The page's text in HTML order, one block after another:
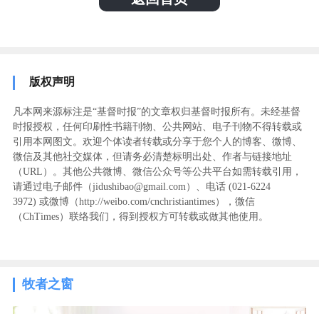
版权声明
凡本网来源标注是“基督时报”的文章权归基督时报所有。未经基督
时报授权，任何印刷性书籍刊物、公共网站、电子刊物不得转载或
引用本网图文。欢迎个体读者转载或分享于您个人的博客、微博、
微信及其他社交媒体，但请务必清楚标明出处、作者与链接地址
（URL）。其他公共微博、微信公众号等公共平台如需转载引用，
请通过电子邮件（jidushibao@gmail.com）、电话 (021-6224
3972) ‬或微博（http://weibo.com/cnchristiantimes），微信
（ChTimes）联络我们，得到授权方可转载或做其他使用。
牧者之窗